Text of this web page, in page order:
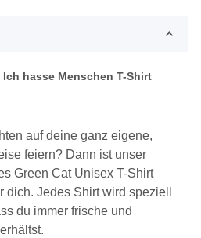
hasse Menschen T-Shirt
auf deine ganz eigene,
feiern? Dann ist unser
Green Cat Unisex T-Shirt
Jedes Shirt wird speziell
du immer frische und